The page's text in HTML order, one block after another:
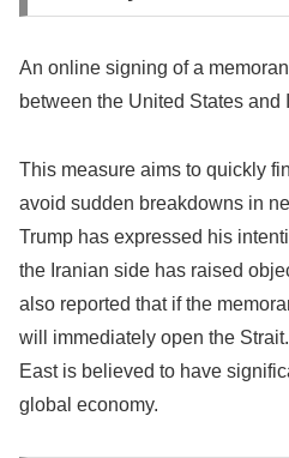
An online signing of a
between the United States and
This measure aims to quickly
avoid sudden breakdowns in
Trump has expressed his
the Iranian side has raised
also reported that if the
will immediately open the
East is believed to have
global economy.